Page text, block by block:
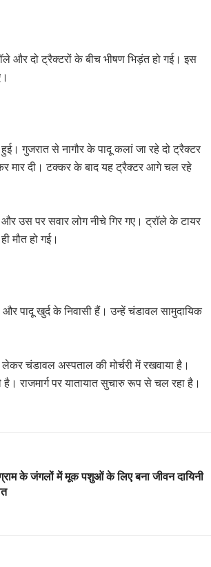
और दो ट्रैक्टरों के बीच भीषण भिड़ंत हो गई। इस
गुजरात से नागौर के पादू कलां जा रहे दो ट्रैक्टर
मार दी। टक्कर के बाद यह ट्रैक्टर आगे चल रहे
उस पर सवार लोग नीचे गिर गए। ट्रॉले के टायर
मौत हो गई।
और पादू खुर्द के निवासी हैं। उन्हें चंडावल सामुदायिक
चंडावल अस्पताल की मोर्चरी में रखवाया है।
राजमार्ग पर यातायात सुचारु रूप से चल रहा है।
के जंगलों में मूक पशुओं के लिए बना जीवन दायिनी